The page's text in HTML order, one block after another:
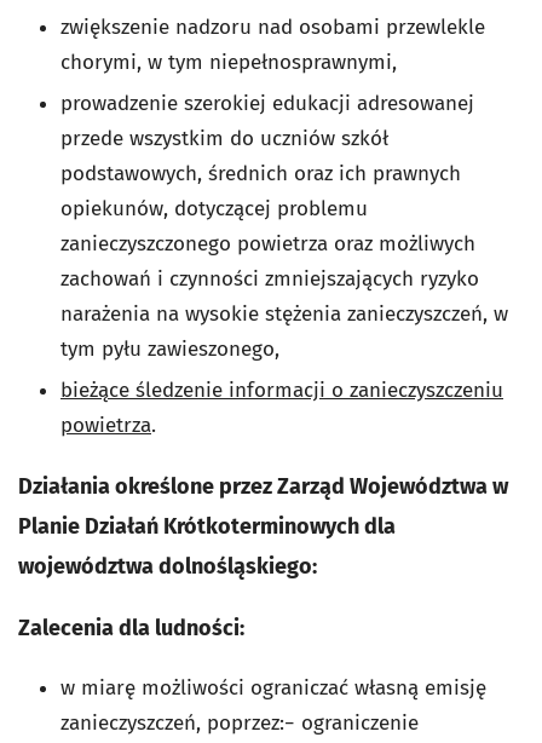
zwiększenie nadzoru nad osobami przewlekle
chorymi, w tym niepełnosprawnymi,
prowadzenie szerokiej edukacji adresowanej
przede wszystkim do uczniów szkół
podstawowych, średnich oraz ich prawnych
opiekunów, dotyczącej problemu
zanieczyszczonego powietrza oraz możliwych
zachowań i czynności zmniejszających ryzyko
narażenia na wysokie stężenia zanieczyszczeń, w
tym pyłu zawieszonego,
bieżące śledzenie informacji o zanieczyszczeniu
powietrza.
Działania określone przez Zarząd Województwa w
Planie Działań Krótkoterminowych dla
województwa dolnośląskiego:
Zalecenia dla ludności:
w miarę możliwości ograniczać własną emisję
zanieczyszczeń, poprzez:− ograniczenie